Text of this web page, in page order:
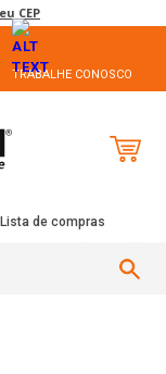
CEP
TRABALHE CONOSCO
Lista de compras